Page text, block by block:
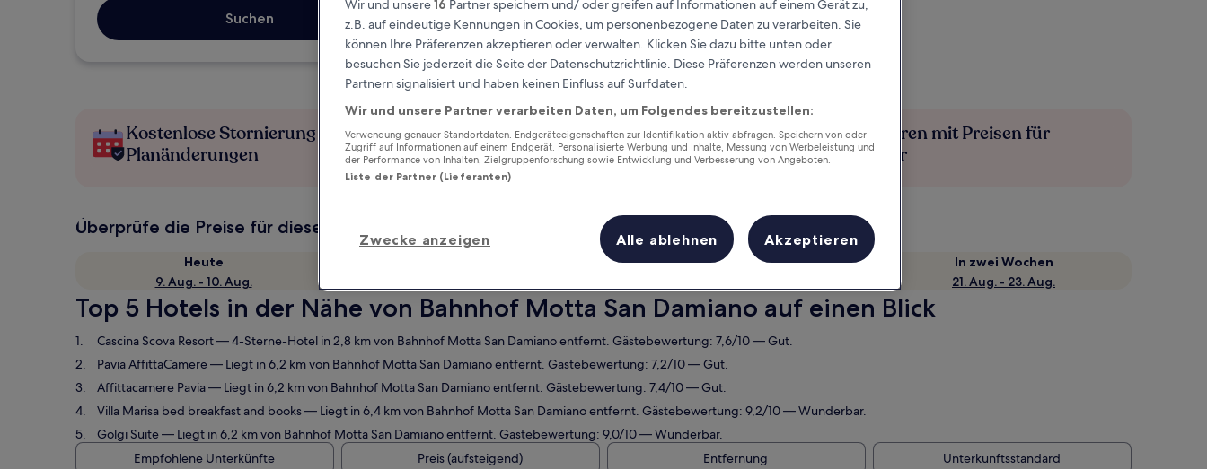
Suchen
Kostenlose Stornierung bei
Planänderungen
Verdiene Prämien für jede
wahrgenommene Übernachtung
Mehr sparen mit Preisen für
Mitglieder
Überprüfe die Preise für diese Daten
Heute
9. Aug. - 10. Aug.
Nächstes Wochenende
In zwei Wochen
21. Aug. - 23. Aug.
Top 5 Hotels in der Nähe von Bahnhof Motta San Damiano auf einen Blick
Cascina Scova Resort— 4-Sterne-Hotel in 2,8 km von Bahnhof Motta San Damiano entfernt. Gästebewertung: 7,6/10 — Gut.
Pavia AffittaCamere— Liegt in 6,2 km von Bahnhof Motta San Damiano entfernt. Gästebewertung: 7,2/10 — Gut.
Affittacamere Pavia— Liegt in 6,2 km von Bahnhof Motta San Damiano entfernt. Gästebewertung: 7,4/10 — Gut.
Villa Marisa bed breakfast and books— Liegt in 6,4 km von Bahnhof Motta San Damiano entfernt. Gästebewertung: 9,2/10 — Wunderbar.
Golgi Suite— Liegt in 6,2 km von Bahnhof Motta San Damiano entfernt. Gästebewertung: 9,0/10 — Wunderbar.
Empfohlene Unterkünfte
Preis (aufsteigend) Entfernung Unterkunftsstandard
Wir und unsere16 Partner speichern und/ oder greifen auf Informationen auf einem Gerät zu,
z.B. auf eindeutige Kennungen in Cookies, um personenbezogene Daten zu verarbeiten. Sie
können Ihre Präferenzen akzeptieren oder verwalten. Klicken Sie dazu bitte unten oder
besuchen Sie jederzeit die Seite der Datenschutzrichtlinie. Diese Präferenzen werden unseren
Partnern signalisiert und haben keinen Einfluss auf Surfdaten.
Wir und unsere Partner verarbeiten Daten, um Folgendes bereitzustellen:
Verwendung genauer Standortdaten. Endgeräteeigenschaften zur Identifikation aktiv abfragen. Speichern von oder
Zugriff auf Informationen auf einem Endgerät. Personalisierte Werbung und Inhalte, Messung von Werbeleistung und
der Performance von Inhalten, Zielgruppenforschung sowie Entwicklung und Verbesserung von Angeboten.
Liste der Partner (Lieferanten)
Zwecke anzeigen Alle ablehnen Akzeptieren